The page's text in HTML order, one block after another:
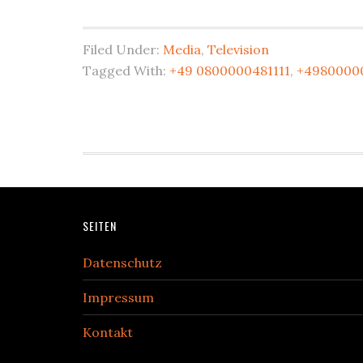
Filed Under: Media, Television
Tagged With: +49 0800000481111,
SEITEN
Datenschutz
Impressum
Kontakt